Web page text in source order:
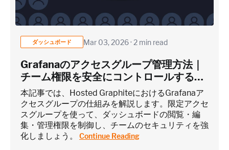
Custom metrics are defined and emitted from your app code
Heroku Applications
~75 metrics (typical baseline monitoring)
Estimate
ダッシュボード Mar 03, 2026 · 2 min read
Grafanaのアクセスグループ管理方法｜
チーム権限を安全にコントロールするに
は？
本記事では、Hosted GraphiteにおけるGrafanaア
クセスグループの仕組みを解説します。限定アクセ
スグループを使って、ダッシュボードの閲覧・編
集・管理権限を制御し、チームのセキュリティを強
化しましょう。 Continue Reading